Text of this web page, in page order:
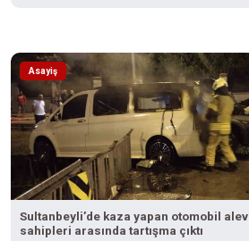
Asayiş
Sultanbeyli’de kaza yapan otomobil
sahipleri arasında tartışma çıktı